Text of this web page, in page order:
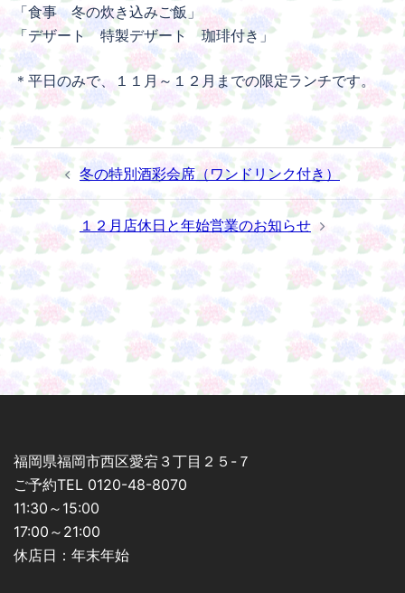
「食事 冬の炊き込みご飯」
「デザート 特製デザート 珈琲付き」
＊平日のみで、１１月～１２月までの限定ランチです。
投
稿
ナ
ビ
ゲ
ー
シ
ョ
冬の特別酒彩会席（ワンドリンク付き）
１２月店休日と年始営業のお知らせ
福岡県福岡市西区愛宕３丁目２５-７
ご予約TEL 0120-48-8070
11:30～15:00
17:00～21:00
休店日：年末年始